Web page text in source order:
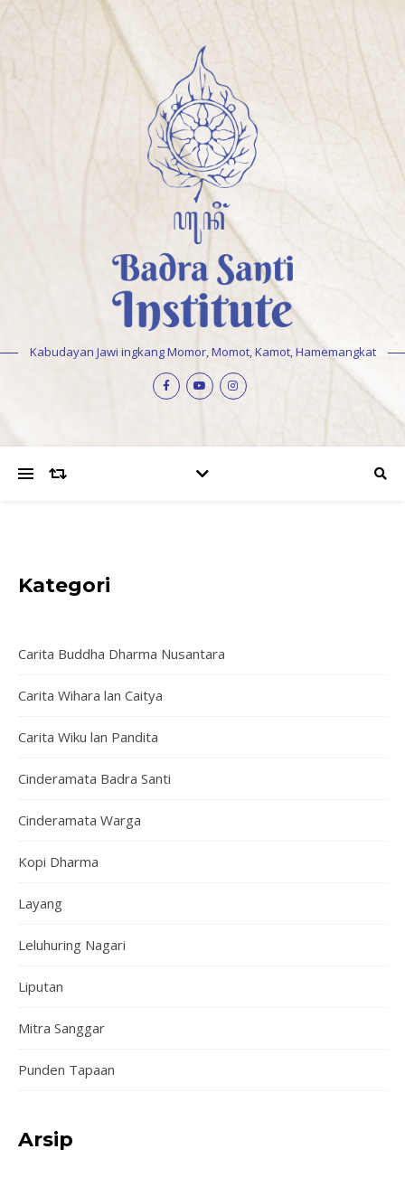
Kabudayan Jawi ingkang Momor, Momot, Kamot, Hamemangkat
Kategori
Carita Buddha Dharma Nusantara
Carita Wihara lan Caitya
Carita Wiku lan Pandita
Cinderamata Badra Santi
Cinderamata Warga
Kopi Dharma
Layang
Leluhuring Nagari
Liputan
Mitra Sanggar
Punden Tapaan
Arsip